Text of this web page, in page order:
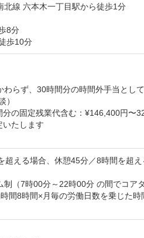
線 六本木一丁目駅から徒歩1分
8分
歩10分
らず、30時間分の時間外手当とし
）
の固定残業代含む：¥146,400円〜
たします
超える場合、休憩45分／8時間を超
制（7時00分～22時00分 の間でコ
間8時間×月毎の労働日数を乗じた時